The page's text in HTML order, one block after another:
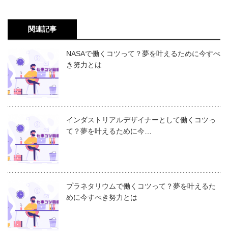
関連記事
NASAで働くコツって？夢を叶えるために今すべ
き努力とは
インダストリアルデザイナーとして働くコツっ
て？夢を叶えるために今…
プラネタリウムで働くコツって？夢を叶えるた
めに今すべき努力とは